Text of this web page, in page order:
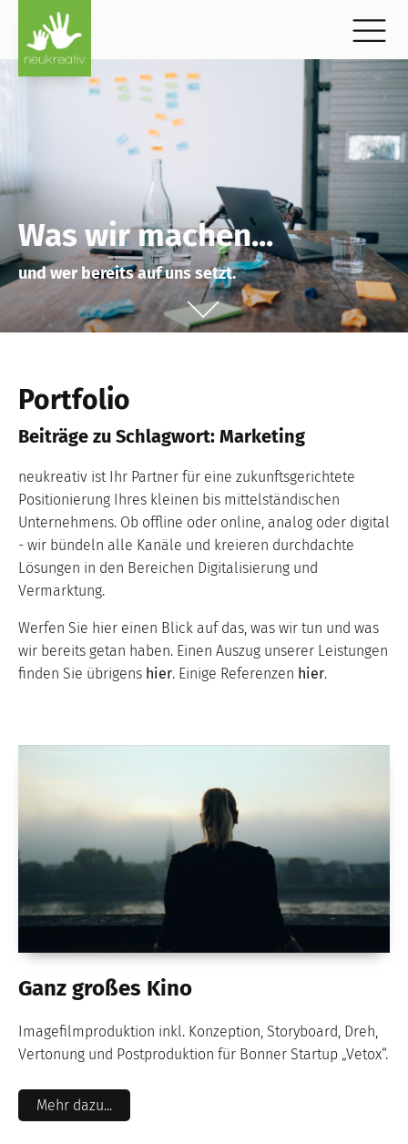
Was wir machen...
und wer bereits auf uns setzt.
Portfolio
Beiträge zu Schlagwort: Marketing
neukreativ ist Ihr Partner für eine zukunftsgerichtete
Positionierung Ihres kleinen bis mittelständischen
Unternehmens. Ob offline oder online, analog oder digital
- wir bündeln alle Kanäle und kreieren durchdachte
Lösungen in den Bereichen Digitalisierung und
Vermarktung.
Werfen Sie hier einen Blick auf das, was wir tun und was
wir bereits getan haben. Einen Auszug unserer Leistungen
finden Sie übrigens hier. Einige Referenzen hier.
Ganz großes Kino
Imagefilmproduktion inkl. Konzeption, Storyboard, Dreh,
Vertonung und Postproduktion für Bonner Startup „Vetox“.
Mehr dazu...